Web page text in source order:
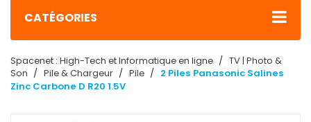
CATÉGORIES
Spacenet : High-Tech et Informatique en ligne
TV | Photo &
Son
Pile & Chargeur Pile
2 Piles Panasonic Salines
Zinc Carbone D R20 1.5V